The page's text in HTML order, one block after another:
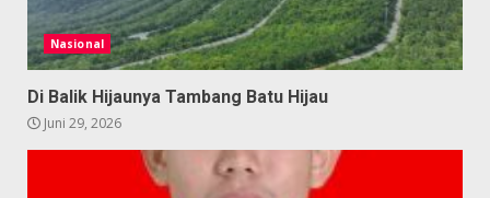
Nasional
Di Balik Hijaunya Tambang Batu Hijau
Juni 29, 2026